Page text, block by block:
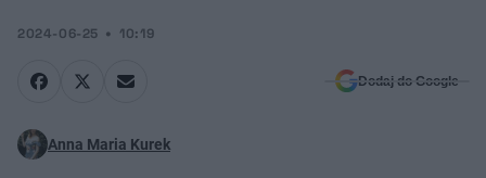
2024-06-25 10:19
Dodaj do Google
Anna Maria Kurek